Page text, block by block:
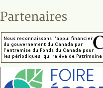
Partenaires